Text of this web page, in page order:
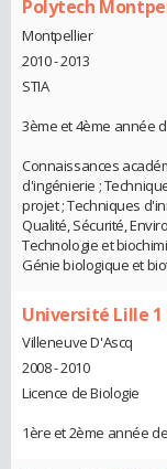
Polytech
Montpellier
2010 - 2013
STIA
3ème et 4ème année
Connaissances
d'ingénierie ;
projet ; Techniques
Qualité, Sécurité,
Technologie et
Génie biologique et
Université Lille 1
Villeneuve D'Ascq
2008 - 2010
Licence de Biologie
1ère et 2ème année